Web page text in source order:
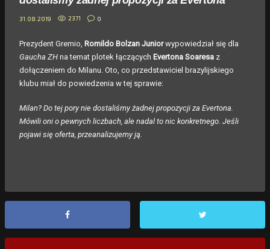
31.08.2019 2371 0
Prezydent Gremio, Romildo Bolzan Juniorwypowiedział się dla
Gaucha ZH na temat plotek łączących Evertona Soaresa z
dołączeniem do Milanu. Oto, co przedstawiciel brazylijskiego
klubu miał do powiedzenia w tej sprawie:
Milan? Do tej pory nie dostaliśmy żadnej propozycji za Evertona.
Mówili oni o pewnych liczbach, ale nadal to nic konkretnego. Jeśli
pojawi się oferta, przeanalizujemy ją.